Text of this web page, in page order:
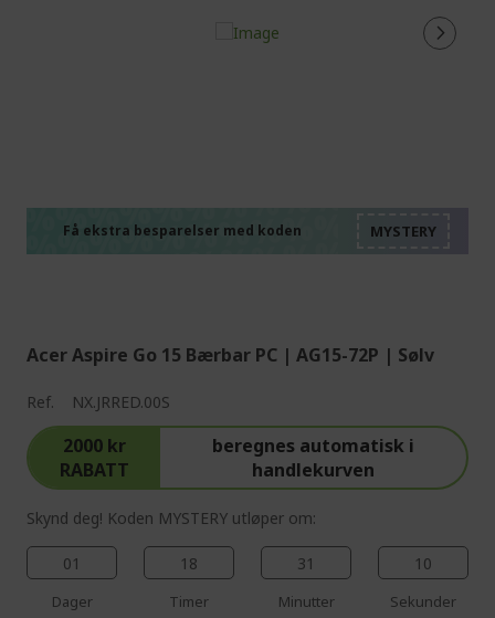
Få ekstra besparelser med koden
Acer Aspire Go 15 Bærbar PC | AG15-72P | Sølv
Ref. NX.JRRED.00S
2000 kr
RABATT
beregnes automatisk i
handlekurven
Skynd deg! Koden MYSTERY utløper om:
01
Dager
18
Timer
31
Minutter
09
Sekunder